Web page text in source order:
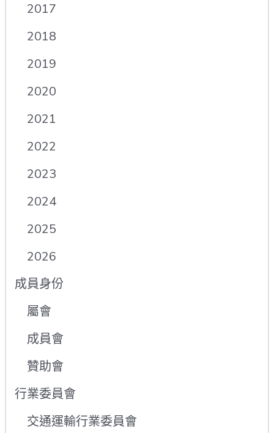
2017
2018
2019
2020
2021
2022
2023
2024
2025
2026
成員身份
屬會
成員會
贊助會
行業委員會
交通運輸行業委員會